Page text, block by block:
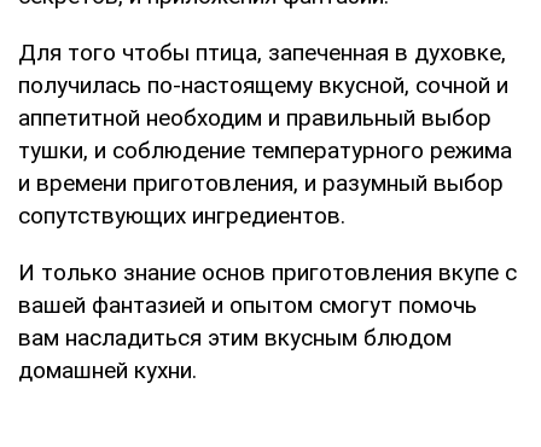
Для того чтобы птица, запеченная в духовке,
получилась по-настоящему вкусной, сочной и
аппетитной необходим и правильный выбор
тушки, и соблюдение температурного режима
и времени приготовления, и разумный выбор
сопутствующих ингредиентов.
И только знание основ приготовления вкупе с
вашей фантазией и опытом смогут помочь
вам насладиться этим вкусным блюдом
домашней кухни.